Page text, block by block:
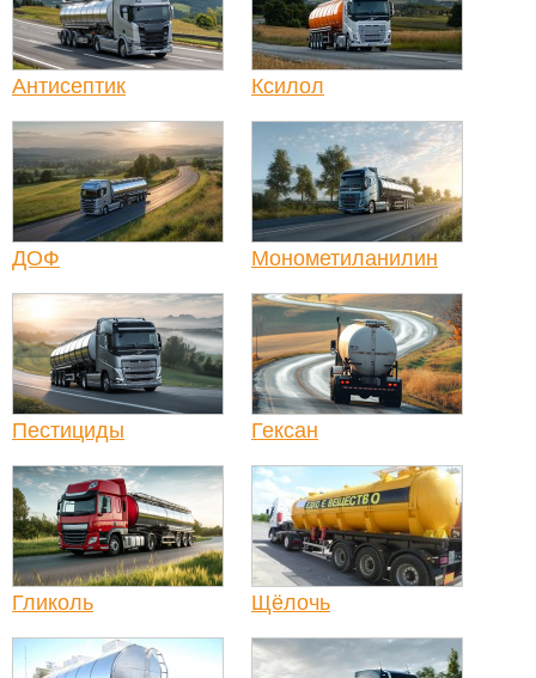
Антисептик Ксилол
ДОФ Монометиланилин
Пестициды Гексан
Гликоль Щёлочь